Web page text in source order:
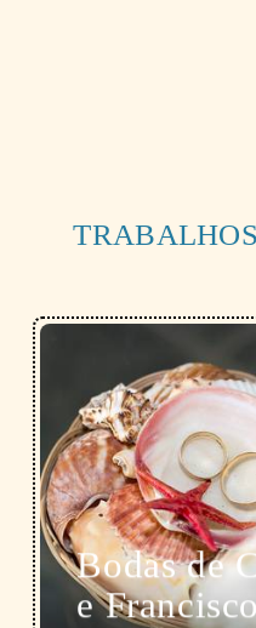
Bodas de
e Francisco